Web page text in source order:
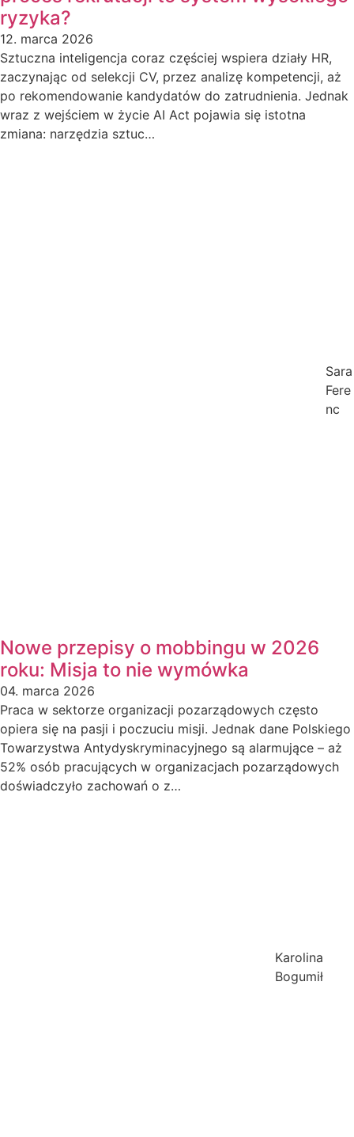
ryzyka?
12. marca 2026
Sztuczna inteligencja coraz częściej wspiera działy HR,
zaczynając od selekcji CV, przez analizę kompetencji, aż
po rekomendowanie kandydatów do zatrudnienia. Jednak
wraz z wejściem w życie AI Act pojawia się istotna
zmiana: narzędzia sztuc…
Sara
Fere
nc
Nowe przepisy o mobbingu w 2026
roku: Misja to nie wymówka
04. marca 2026
Praca w sektorze organizacji pozarządowych często
opiera się na pasji i poczuciu misji. Jednak dane Polskiego
Towarzystwa Antydyskryminacyjnego są alarmujące – aż
52% osób pracujących w organizacjach pozarządowych
doświadczyło zachowań o z…
Karolina
Bogumił